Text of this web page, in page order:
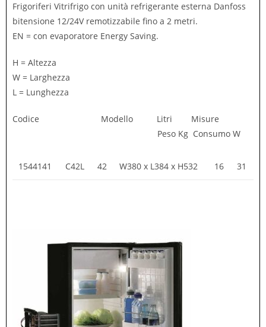
Frigoriferi Vitrifrigo con unità refrigerante esterna Danfoss
bitensione 12/24V remotizzabile fino a 2 metri.
EN = con evaporatore Energy Saving.
H = Altezza
W = Larghezza
L = Lunghezza
Codice Modello Litri Misure
Peso Kg Consumo W
1544141 C42L 42 W380 x L384 x H532 16 31